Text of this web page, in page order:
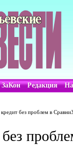
ЗаКон Редакция
без проблем в